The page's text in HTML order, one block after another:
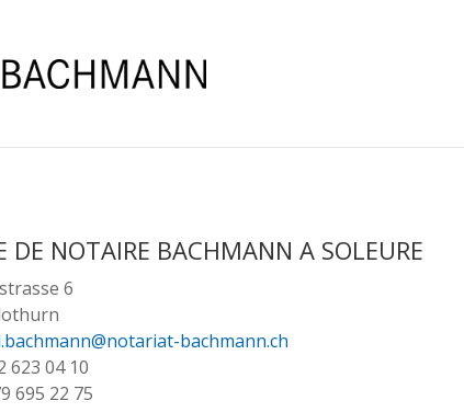
DE NOTAIRE BACHMANN A SOLEURE
6
bachmann.ch
623 04 10
695 22 75